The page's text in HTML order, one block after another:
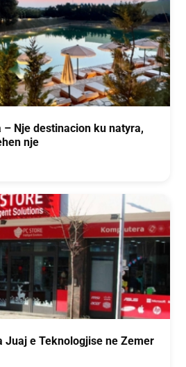
– Nje destinacion ku natyra,
nje
Juaj e Teknologjise ne Zemer